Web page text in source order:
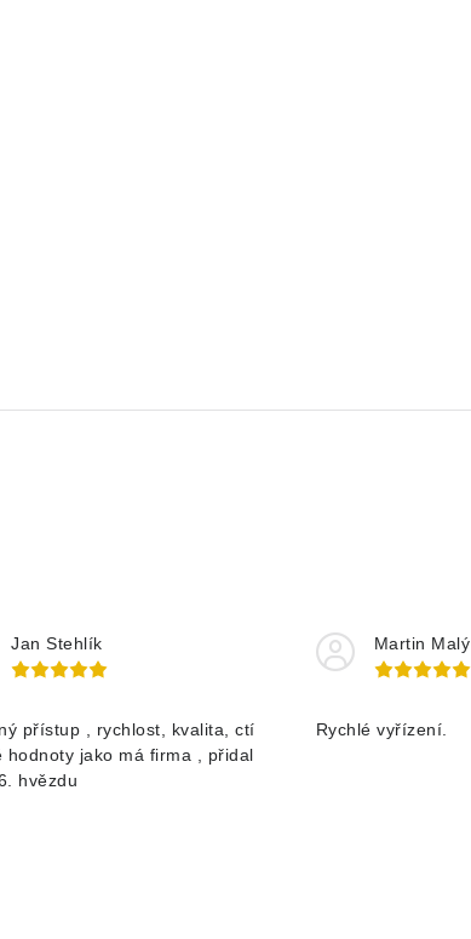
Jan Stehlík
přístup , rychlost, kvalita, ctí
hodnoty jako má firma , přidal
hvězdu
Martin Malý
Rychlé vyřízení.